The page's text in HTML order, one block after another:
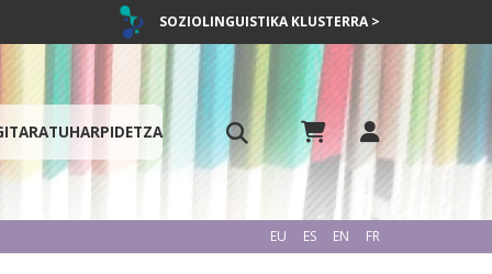
SOZIOLINGUISTIKA KLUSTERRA >
HARPIDETZA
EU ES EN FR